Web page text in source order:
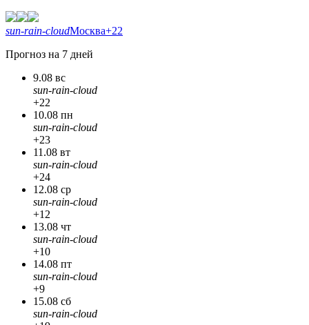
sun-rain-cloudМосква+22
Прогноз на 7 дней
9.08 вс
sun-rain-cloud
+22
10.08 пн
sun-rain-cloud
+23
11.08 вт
sun-rain-cloud
+24
12.08 ср
sun-rain-cloud
+12
13.08 чт
sun-rain-cloud
+10
14.08 пт
sun-rain-cloud
+9
15.08 сб
sun-rain-cloud